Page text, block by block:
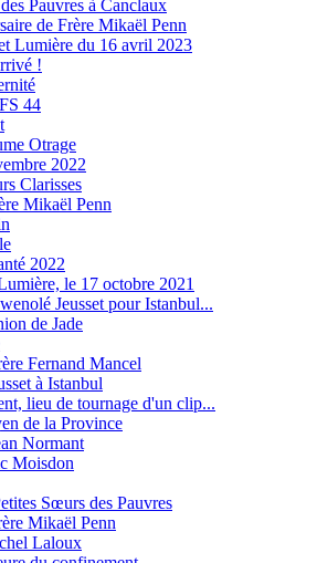
Pauvres à Canclaux
de Frère Mikaël Penn
Lumière du 16 avril 2023
!
44
Otrage
2022
Clarisses
Mikaël Penn
2022
le 17 octobre 2021
Jeusset pour Istanbul...
de Jade
Fernand Mancel
à Istanbul
lieu de tournage d'un clip...
de la Province
Normant
Moisdon
Sœurs des Pauvres
Mikaël Penn
Laloux